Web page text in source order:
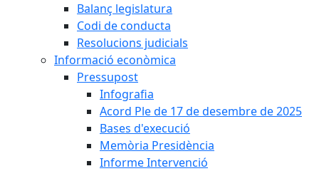
Balanç legislatura
Codi de conducta
Resolucions judicials
Informació econòmica
Pressupost
Infografia
Acord Ple de 17 de desembre de 2025
Bases d'execució
Memòria Presidència
Informe Intervenció